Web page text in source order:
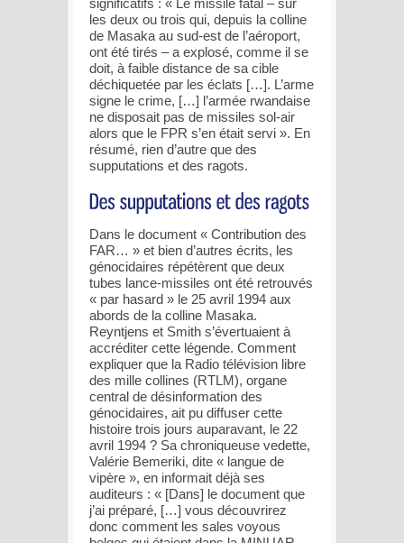
les deux ou trois qui, depuis la colline
de Masaka au sud-est de l’aéroport,
ont été tirés – a explosé, comme il se
doit, à faible distance de sa cible
déchiquetée par les éclats […]. L’arme
signe le crime, […] l’armée rwandaise
ne disposait pas de missiles sol-air
alors que le FPR s’en était servi ». En
résumé, rien d’autre que des
supputations et des ragots.
Dans le document « Contribution des
FAR… » et bien d’autres écrits, les
génocidaires répétèrent que deux
tubes lance-missiles ont été retrouvés
« par hasard » le 25 avril 1994 aux
abords de la colline Masaka.
Reyntjens et Smith s’évertuaient à
accréditer cette légende. Comment
expliquer que la Radio télévision libre
des mille collines (RTLM), organe
central de désinformation des
génocidaires, ait pu diffuser cette
histoire trois jours auparavant, le 22
avril 1994 ? Sa chroniqueuse vedette,
Valérie Bemeriki, dite « langue de
vipère », en informait déjà ses
auditeurs : « [Dans] le document que
j’ai préparé, […] vous découvrirez
donc comment les sales voyous